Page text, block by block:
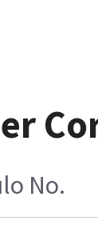
No.